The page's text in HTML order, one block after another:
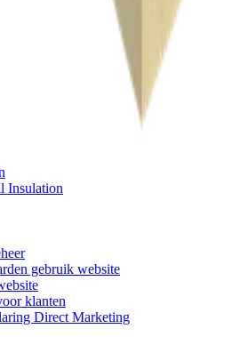
Insulation
gebruik website
klanten
Direct Marketing